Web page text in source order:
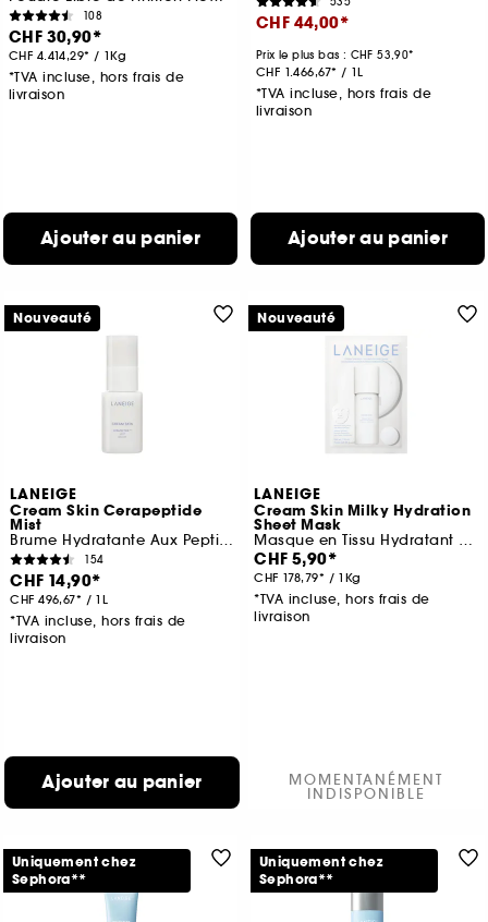
108
CHF 30,90
CHF 4.414,29 / 1Kg
*TVA incluse, hors frais de
livraison
Ajouter au panier
CHF 44,00
Prix le plus bas : CHF 53,90
CHF 1.466,67 / 1L
*TVA incluse, hors frais de
livraison
Ajouter au panier
LANEIGE
Cream Skin Cerapeptide
Mist
Brume Hydratante Aux Peptides et Céramide
154
CHF 14,90
CHF 496,67 / 1L
*TVA incluse, hors frais de
livraison
Ajouter au panier
Nouveauté
LANEIGE
Cream Skin Milky Hydration
Sheet Mask
Masque en Tissu Hydratant et Apaisant
CHF 5,90
CHF 178,79 / 1Kg
*TVA incluse, hors frais de
livraison
MOMENTANÉMENT
INDISPONIBLE
Nouveauté
Uniquement chez
Sephora**
Uniquement chez
Sephora**